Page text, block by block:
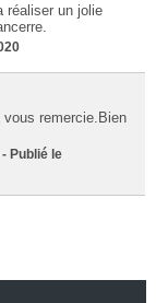
réaliser un jolie
remercie.Bien
Publié le